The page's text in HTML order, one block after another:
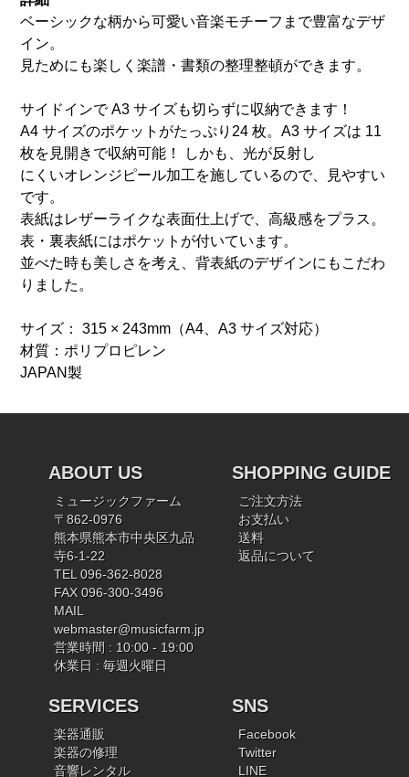
ベーシックな柄から可愛い音楽モチーフまで豊富なデザ
イン。
見ためにも楽しく楽譜・書類の整理整頓ができます。
サイドインで A3 サイズも切らずに収納できます！
A4 サイズのポケットがたっぷり24 枚。A3 サイズは 11
枚を見開きで収納可能！ しかも、光が反射し
にくいオレンジピール加工を施しているので、見やすい
です。
表紙はレザーライクな表面仕上げで、高級感をプラス。
表・裏表紙にはポケットが付いています。
並べた時も美しさを考え、背表紙のデザインにもこだわ
りました。
サイズ： 315 × 243mm（A4、A3 サイズ対応）
材質：ポリプロピレン
JAPAN製
ABOUT US
ミュージックファーム
〒862-0976
熊本県熊本市中央区九品
寺6-1-22
TEL 096-362-8028
FAX 096-300-3496
MAIL
webmaster@musicfarm.jp
営業時間 : 10:00 - 19:00
休業日 : 毎週火曜日
SHOPPING GUIDE
ご注文方法
お支払い
送料
返品について
SERVICES
楽器通販
楽器の修理
音響レンタル
SNS
Facebook
Twitter
LINE